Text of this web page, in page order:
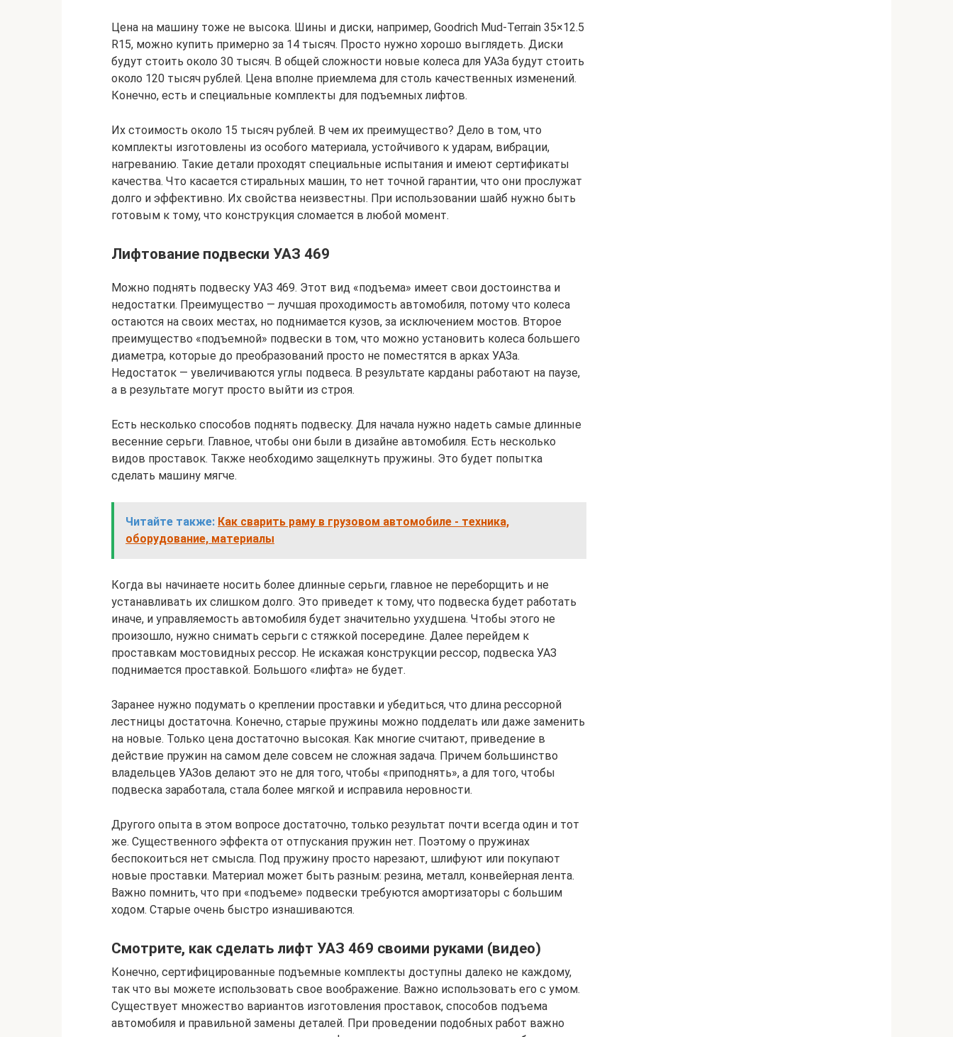
Цена на машину тоже не высока. Шины и диски, например, Goodrich Mud-Terrain 35×12.5
R15, можно купить примерно за 14 тысяч. Просто нужно хорошо выглядеть. Диски
будут стоить около 30 тысяч. В общей сложности новые колеса для УАЗа будут стоить
около 120 тысяч рублей. Цена вполне приемлема для столь качественных изменений.
Конечно, есть и специальные комплекты для подъемных лифтов.
Их стоимость около 15 тысяч рублей. В чем их преимущество? Дело в том, что
комплекты изготовлены из особого материала, устойчивого к ударам, вибрации,
нагреванию. Такие детали проходят специальные испытания и имеют сертификаты
качества. Что касается стиральных машин, то нет точной гарантии, что они прослужат
долго и эффективно. Их свойства неизвестны. При использовании шайб нужно быть
готовым к тому, что конструкция сломается в любой момент.
Лифтование подвески УАЗ 469
Можно поднять подвеску УАЗ 469. Этот вид «подъема» имеет свои достоинства и
недостатки. Преимущество — лучшая проходимость автомобиля, потому что колеса
остаются на своих местах, но поднимается кузов, за исключением мостов. Второе
преимущество «подъемной» подвески в том, что можно установить колеса большего
диаметра, которые до преобразований просто не поместятся в арках УАЗа.
Недостаток — увеличиваются углы подвеса. В результате карданы работают на паузе,
а в результате могут просто выйти из строя.
Есть несколько способов поднять подвеску. Для начала нужно надеть самые длинные
весенние серьги. Главное, чтобы они были в дизайне автомобиля. Есть несколько
видов проставок. Также необходимо защелкнуть пружины. Это будет попытка
сделать машину мягче.
Читайте также: Как сварить раму в грузовом автомобиле - техника,
оборудование, материалы
Когда вы начинаете носить более длинные серьги, главное не переборщить и не
устанавливать их слишком долго. Это приведет к тому, что подвеска будет работать
иначе, и управляемость автомобиля будет значительно ухудшена. Чтобы этого не
произошло, нужно снимать серьги с стяжкой посередине. Далее перейдем к
проставкам мостовидных рессор. Не искажая конструкции рессор, подвеска УАЗ
поднимается проставкой. Большого «лифта» не будет.
Заранее нужно подумать о креплении проставки и убедиться, что длина рессорной
лестницы достаточна. Конечно, старые пружины можно подделать или даже заменить
на новые. Только цена достаточно высокая. Как многие считают, приведение в
действие пружин на самом деле совсем не сложная задача. Причем большинство
владельцев УАЗов делают это не для того, чтобы «приподнять», а для того, чтобы
подвеска заработала, стала более мягкой и исправила неровности.
Другого опыта в этом вопросе достаточно, только результат почти всегда один и тот
же. Существенного эффекта от отпускания пружин нет. Поэтому о пружинах
беспокоиться нет смысла. Под пружину просто нарезают, шлифуют или покупают
новые проставки. Материал может быть разным: резина, металл, конвейерная лента.
Важно помнить, что при «подъеме» подвески требуются амортизаторы с большим
ходом. Старые очень быстро изнашиваются.
Смотрите, как сделать лифт УАЗ 469 своими руками (видео)
Конечно, сертифицированные подъемные комплекты доступны далеко не каждому,
так что вы можете использовать свое воображение. Важно использовать его с умом.
Существует множество вариантов изготовления проставок, способов подъема
автомобиля и правильной замены деталей. При проведении подобных работ важно